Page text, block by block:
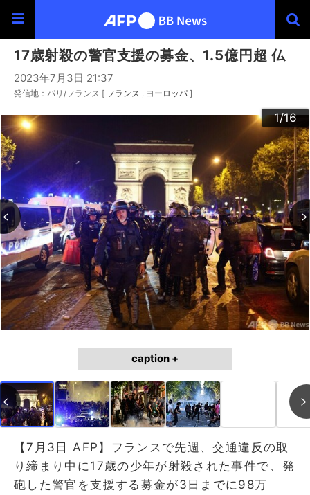
17歳射殺の警官支援の募金、1.5億円超 仏
2023年7月3日 21:37
発信地：パリ/フランス [ フランス ヨーロッパ ]
1/16
2/16
3/16
4/16
5/16
6/16
7/16
8/16
9/16
10/16
11/16
12/16
13/16
14/16
15/16
16/16
caption +
【7月3日 AFP】フランスで先週、交通違反の取
り締まり中に17歳の少年が射殺された事件で、発
砲した警官を支援する募金が3日までに98万